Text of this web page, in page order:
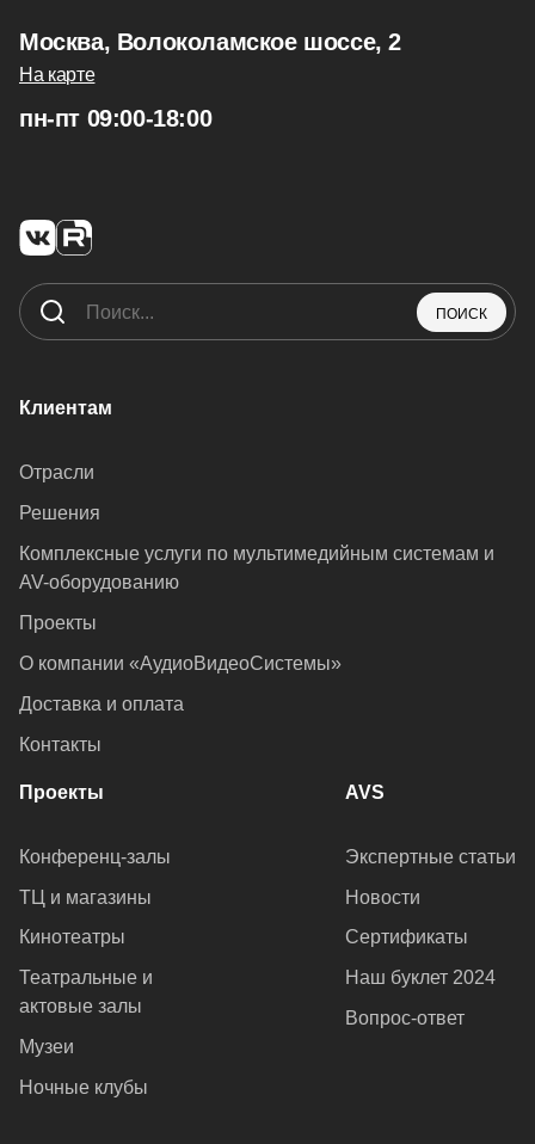
Москва, Волоколамское шоссе, 2
На карте
пн-пт 09:00-18:00
ПОИСК
Клиентам
Отрасли
Решения
Комплексные услуги по мультимедийным системам и
AV-оборудованию
Проекты
О компании «АудиоВидеоСистемы»
Доставка и оплата
Контакты
Проекты
Конференц-залы
ТЦ и магазины
Кинотеатры
Театральные и
актовые залы
Музеи
Ночные клубы
AVS
Экспертные статьи
Новости
Сертификаты
Наш буклет 2024
Вопрос-ответ